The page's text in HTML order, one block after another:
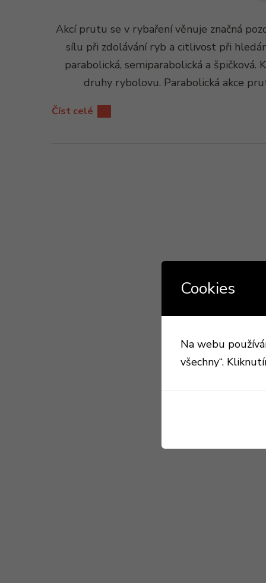
Akcí prutu se v rybaření věnuje značná
sílu při zdolávání ryb a citlivost při
parabolická, semiparabolická a
druhy rybolovu. Parabolická akce
Číst celé
Cookies
Na webu
všechny“.